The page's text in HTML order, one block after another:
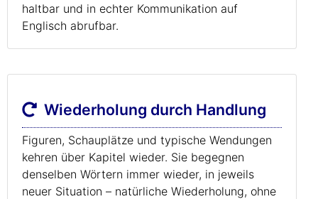
haltbar und in echter Kommunikation auf
Englisch abrufbar.
Wiederholung durch Handlung
Figuren, Schauplätze und typische Wendungen
kehren über Kapitel wieder. Sie begegnen
denselben Wörtern immer wieder, in jeweils
neuer Situation – natürliche Wiederholung, ohne